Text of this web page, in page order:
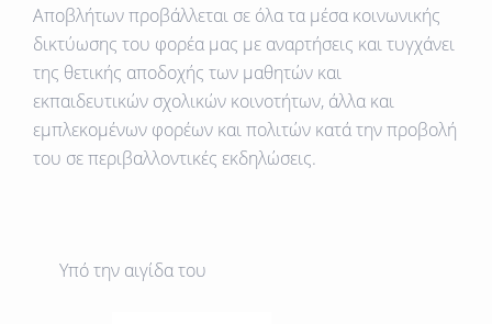
Αποβλήτων προβάλλεται σε όλα τα μέσα κοινωνικής
δικτύωσης του φορέα μας με αναρτήσεις και τυγχάνει
της θετικής αποδοχής των μαθητών και
εκπαιδευτικών σχολικών κοινοτήτων, άλλα και
εμπλεκομένων φορέων και πολιτών κατά την προβολή
του σε περιβαλλοντικές εκδηλώσεις.
Υπό την αιγίδα του